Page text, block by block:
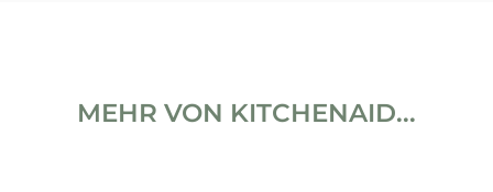
MEHR VON KITCHENAID...